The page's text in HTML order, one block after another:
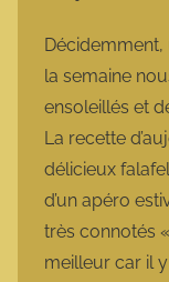
la semaine
ensoleillés et
La recette
délicieux
d’un apéro
très connotés
meilleur car il